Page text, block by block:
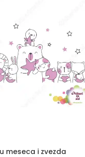
meseca i zvezda